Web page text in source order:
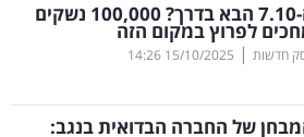
ה-7.10 הבא בדרך? 100,000 נשקים
לפרוץ במקום הזה
חדשות |
15/10/2025
14:26
של החברה הבדואית בנגב: